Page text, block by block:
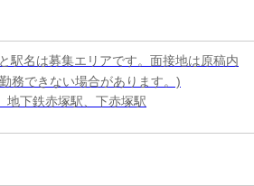
駅名は募集エリアです。面接地は原稿内
務できない場合があります。)
地下鉄赤塚駅、下赤塚駅